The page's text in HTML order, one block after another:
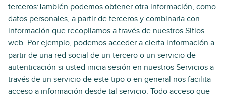
terceros:También podemos obtener otra información, como
datos personales, a partir de terceros y combinarla con
información que recopilamos a través de nuestros Sitios
web. Por ejemplo, podemos acceder a cierta información a
partir de una red social de un tercero o un servicio de
autenticación si usted inicia sesión en nuestros Servicios a
través de un servicio de este tipo o en general nos facilita
acceso a información desde tal servicio. Todo acceso que